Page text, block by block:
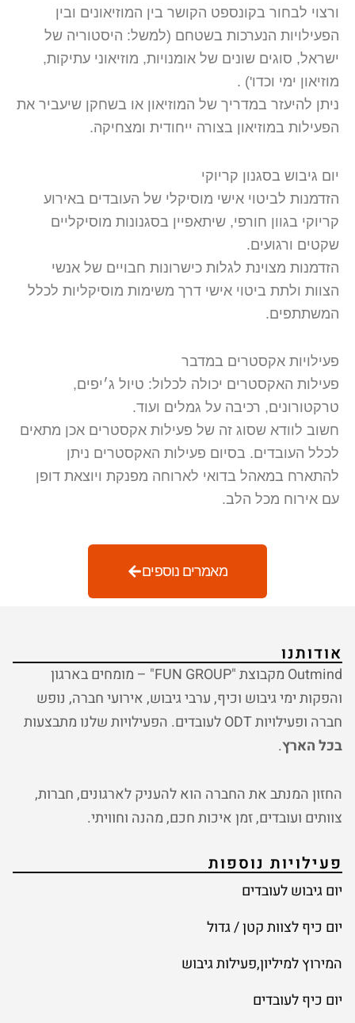
ורצוי לבחור בקונספט הקושר בין המוזיאונים ובין
הפעילויות הנערכות בשטחם (למשל: היסטוריה של
ישראל, סוגים שונים של אומנויות, מוזיאוני עתיקות,
מוזיאון ימי וכדו') .
ניתן להיעזר במדריך של המוזיאון או בשחקן שיעביר את
הפעילות במוזיאון בצורה ייחודית ומצחיקה.
יום גיבוש בסגנון קריוקי
הזדמנות לביטוי אישי מוסיקלי של העובדים באירוע
קריוקי בגוון חורפי, שיתאפיין בסגנונות מוסיקליים
שקטים ורגועים.
הזדמנות מצוינת לגלות כישרונות חבויים של אנשי
הצוות ולתת ביטוי אישי דרך משימות מוסיקליות לכלל
המשתתפים.
פעילויות אקסטרים במדבר
פעילות האקסטרים יכולה לכלול: טיול ג׳יפים,
טרקטורונים, רכיבה על גמלים ועוד.
חשוב לוודא שסוג זה של פעילות אקסטרים אכן מתאים
לכלל העובדים. בסיום פעילות האקסטרים ניתן
להתארח במאהל בדואי לארוחה מפנקת ויוצאת דופן
עם אירוח מכל הלב.
מאמרים נוספים
אודותנו
Outmind מקבוצת "FUN GROUP" – מומחים בארגון
והפקות ימי גיבוש וכיף, ערבי גיבוש, אירועי חברה, נופש
חברה ופעילויות ODT לעובדים. הפעילויות שלנו מתבצעות
בכל הארץ.
החזון המנתב את החברה הוא להעניק לארגונים, חברות,
צוותים ועובדים, זמן איכות חכם, מהנה וחוויתי.
פעילויות נוספות
יום גיבוש לעובדים
יום כיף לצוות קטן / גדול
המירוץ למיליון,פעילות גיבוש
יום כיף לעובדים